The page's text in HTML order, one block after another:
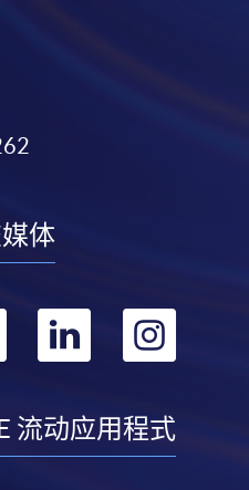
体
转
youtube
转
linkedin
转
流动应用程式